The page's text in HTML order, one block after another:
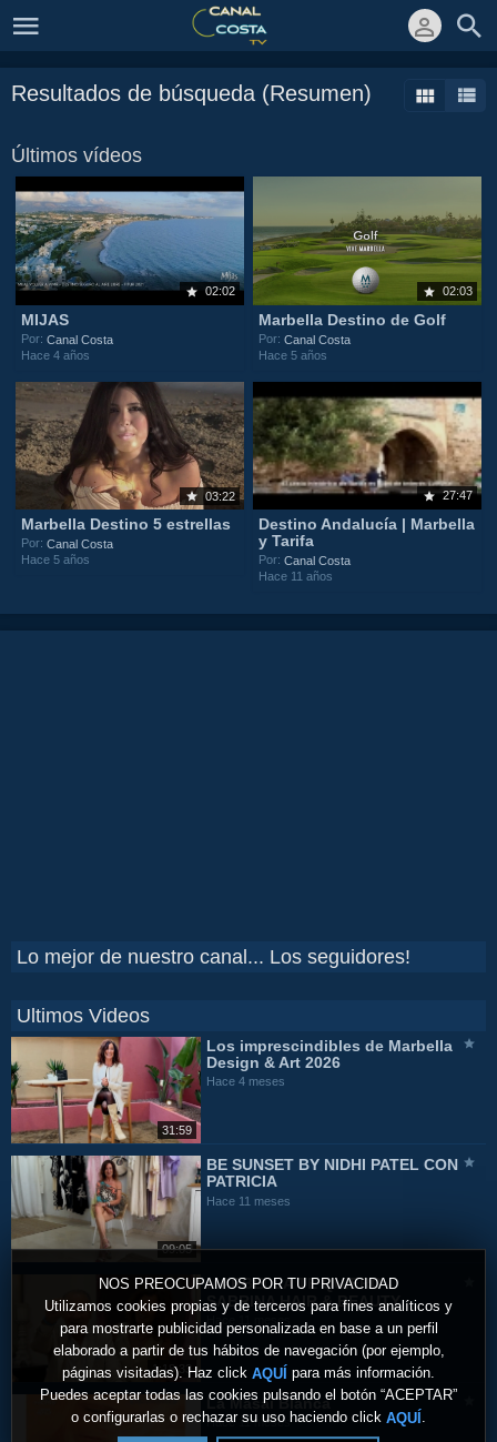
NOS PREOCUPAMOS POR TU PRIVACIDAD
Utilizamos cookies propias y de terceros para fines analíticos y
para mostrarte publicidad personalizada en base a un perfil
elaborado a partir de tus hábitos de navegación (por ejemplo,
páginas visitadas). Haz click AQUÍ para más información.
Puedes aceptar todas las cookies pulsando el botón “ACEPTAR”
o configurarlas o rechazar su uso haciendo click AQUÍ .
Resultados de búsqueda (Resumen)
Últimos vídeos
02:02
MIJAS
Por:Canal Costa
Hace 4 años
02:03
Marbella Destino de Golf
Por:Canal Costa
Hace 5 años
03:22
Marbella Destino 5 estrellas
Por:Canal Costa
Hace 5 años
27:47
Destino Andalucía | Marbella
y Tarifa
Por:Canal Costa
Hace 11 años
Lo mejor de nuestro canal... Los seguidores!
Ultimos Videos
31:59
Los imprescindibles de Marbella
Design & Art 2026
Hace 4 meses
09:05
BE SUNSET BY NIDHI PATEL CON
PATRICIA
Hace 11 meses
1:18:33
MARBELLA TE QUIERO -
SABRINA HAIR & BEAUTY
Hace 11 meses
La Masai Blanca
Hace 11 meses